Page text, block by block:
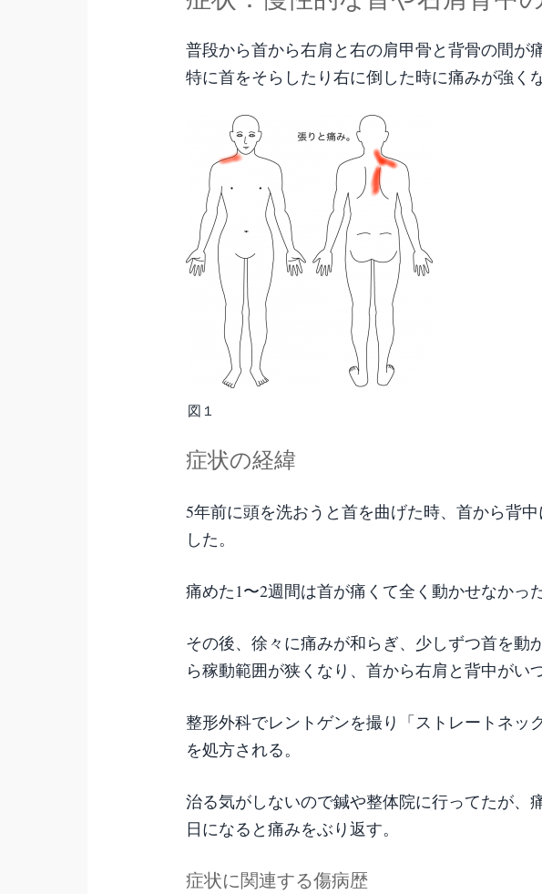
普段から首から右肩と右の肩甲骨と背骨の間が
特に首をそらしたり右に倒した時に痛みが強く
図１
症状の経緯
5年前に頭を洗おうと首を曲げた時、首から背
した。
痛めた1〜2週間は首が痛くて全く動かせなかった
その後、徐々に痛みが和らぎ、少しずつ首を動
ら稼動範囲が狭くなり、首から右肩と背中がい
整形外科でレントゲンを撮り「ストレートネッ
を処方される。
治る気がしないので鍼や整体院に行ってたが、
日になると痛みをぶり返す。
症状に関連する傷病歴